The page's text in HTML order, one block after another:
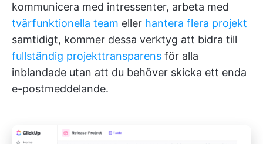
kommunicera med intressenter, arbeta med
tvärfunktionella team eller hantera flera projekt
samtidigt, kommer dessa verktyg att bidra till
fullständig projekttransparens för alla
inblandade utan att du behöver skicka ett enda
e-postmeddelande.